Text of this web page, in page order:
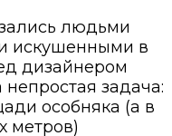
людьми
искушенными в
дизайнером
задача:
особняка (а в
метров)